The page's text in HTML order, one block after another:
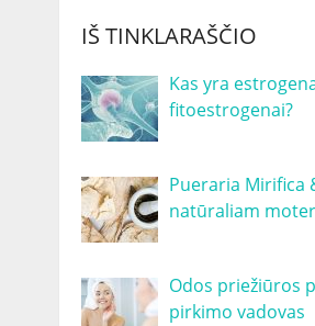
IŠ TINKLARAŠČIO
Kas yra
fitoestrogenai?
Pueraria Mirifica
natūraliam
Odos priežiūros
pirkimo vadovas